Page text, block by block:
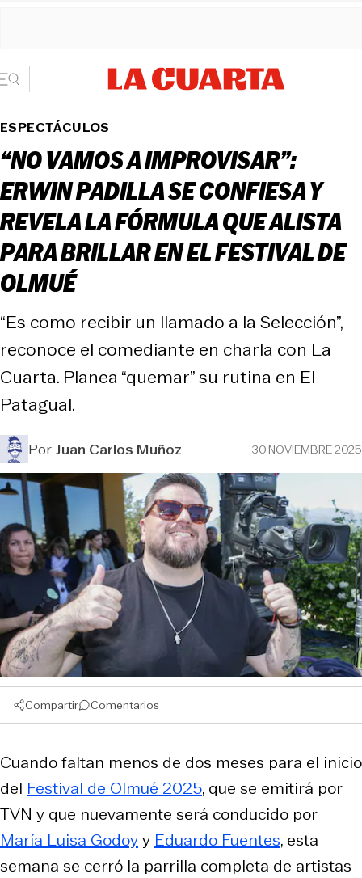
ESPECTÁCULOS
“NO VAMOS A IMPROVISAR”:
ERWIN PADILLA SE CONFIESA Y
REVELA LA FÓRMULA QUE ALISTA
PARA BRILLAR EN EL FESTIVAL DE
OLMUÉ
“Es como recibir un llamado a la Selección”,
reconoce el comediante en charla con La
Cuarta. Planea “quemar” su rutina en El
Patagual.
PorJuan Carlos Muñoz 30 NOVIEMBRE 2025
Compartir Comentarios
Cuando faltan menos de dos meses para el inicio
del Festival de Olmué 2025, que se emitirá por
TVN y que nuevamente será conducido por
María Luisa Godoyy Eduardo Fuentes, esta
semana se cerró la parrilla completa de artistas